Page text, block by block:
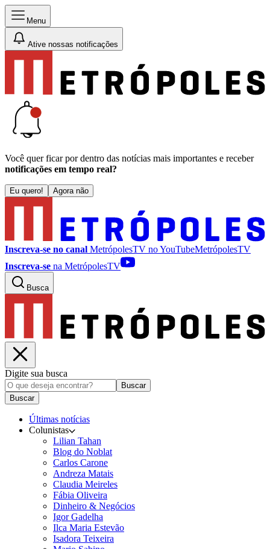
Menu
Ative nossas notificações
Você quer ficar por dentro das notícias mais importantes e receber
notificações em tempo real?
Eu quero! Agora não
Inscreva-se no canal MetrópolesTV noYouTubeMetrópolesTV
Inscreva-se na MetrópolesTV
Busca
Digite sua busca
Buscar
Buscar
Últimas notícias
Colunistas
Lilian Tahan
Blog do Noblat
Carlos Carone
Andreza Matais
Claudia Meireles
Fábia Oliveira
Dinheiro & Negócios
Igor Gadelha
Ilca Maria Estevão
Isadora Teixeira